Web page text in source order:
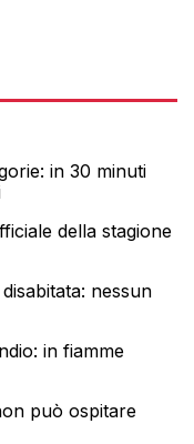
in 30 minuti
della stagione
nessun
in fiamme
può ospitare